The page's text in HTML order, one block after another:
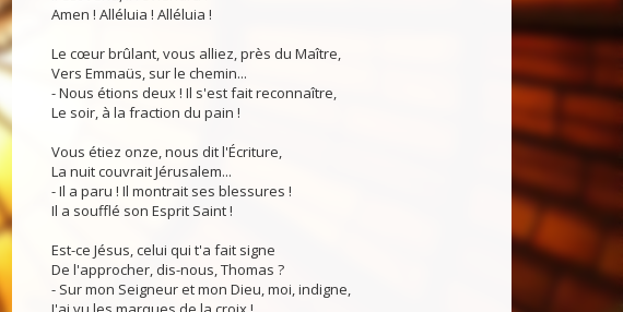
Amen ! Alléluia ! Alléluia !
Le cœur brûlant, vous alliez, près du Maître,
Vers Emmaüs, sur le chemin...
- Nous étions deux ! Il s'est fait reconnaître,
Le soir, à la fraction du pain !
Vous étiez onze, nous dit l'Écriture,
La nuit couvrait Jérusalem...
- Il a paru ! Il montrait ses blessures !
Il a soufflé son Esprit Saint !
Est-ce Jésus, celui qui t'a fait signe
De l'approcher, dis-nous, Thomas ?
- Sur mon Seigneur et mon Dieu, moi, indigne,